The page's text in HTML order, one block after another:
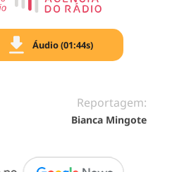
Áudio (01:44s)
Reportagem:
Bianca Mingote